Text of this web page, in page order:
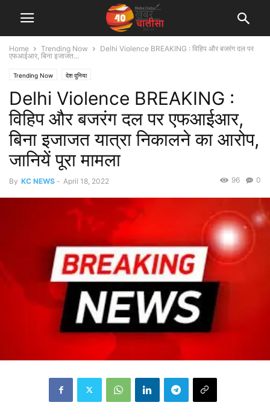
Home Trending Now
Delhi Violence BREAKING : विहिप और बजरंग दल पर
एफआईआर, बिना इजाजत...
Trending Now देश दुनिया
Delhi Violence BREAKING :
विहिप और बजरंग दल पर एफआईआर,
बिना इजाजत यात्रा निकालने का आरोप,
जानियें पूरा मामला
By KC NEWS - April 18, 2022 0
96